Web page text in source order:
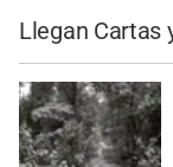
Llegan Cartas